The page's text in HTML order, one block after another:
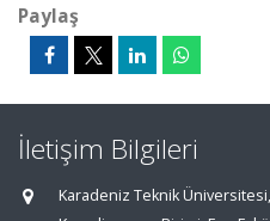
Paylaş
İletişim Bilgileri
Karadeniz Teknik